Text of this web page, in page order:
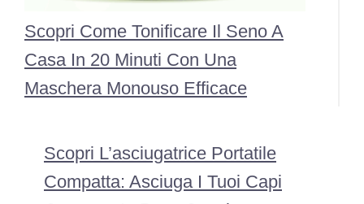
Scopri Come Tonificare Il Seno A
Casa In 20 Minuti Con Una
Maschera Monouso Efficace
Scopri L’asciugatrice Portatile
Compatta: Asciuga I Tuoi Capi